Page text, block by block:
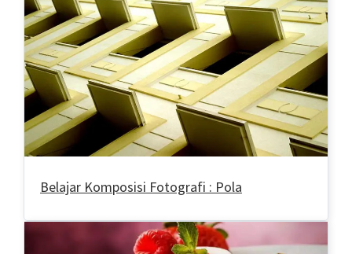
Belajar Komposisi Fotografi : Pola